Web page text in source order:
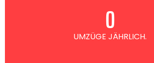
UMZÜGE JÄHRLICH.
0